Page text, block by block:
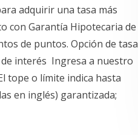
adquirir una tasa más
con Garantía Hipotecaria de
de puntos. Opción de tasa
interés Ingresa a nuestro
tope o límite indica hasta
en inglés) garantizada;